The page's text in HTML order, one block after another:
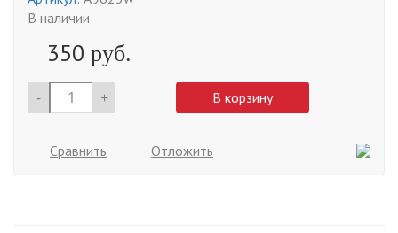
В наличии
350 руб.
- + В корзину
Сравнить Отложить